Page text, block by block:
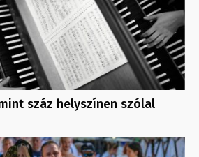
száz helyszínen szólal